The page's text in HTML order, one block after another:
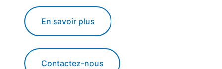
En savoir plus
Contactez-nous